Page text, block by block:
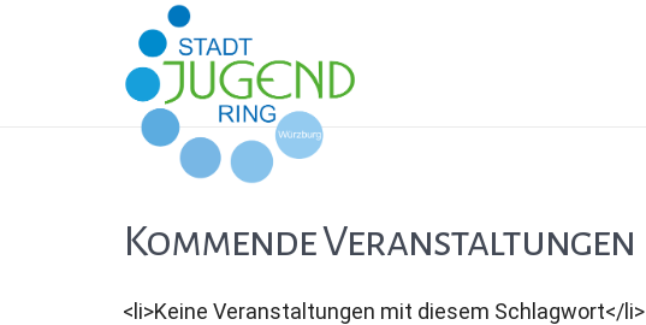
Kommende Veranstaltungen
<li>Keine Veranstaltungen mit diesem Schlagwort</li>